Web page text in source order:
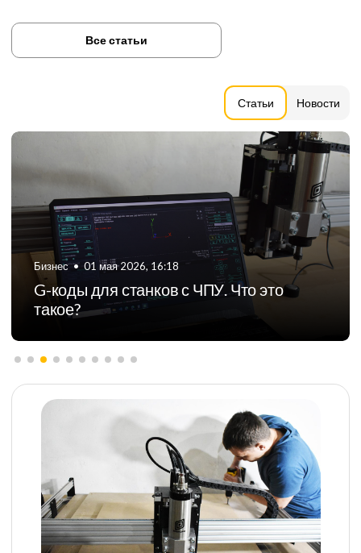
Статьи Новости
Все статьи
Бизнес • 06 августа 2024, 11:21
ТОП-5 российских производителей
фрезерных станков с ЧПУ